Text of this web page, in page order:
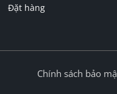
Đặt hàng
Chính sách bảo